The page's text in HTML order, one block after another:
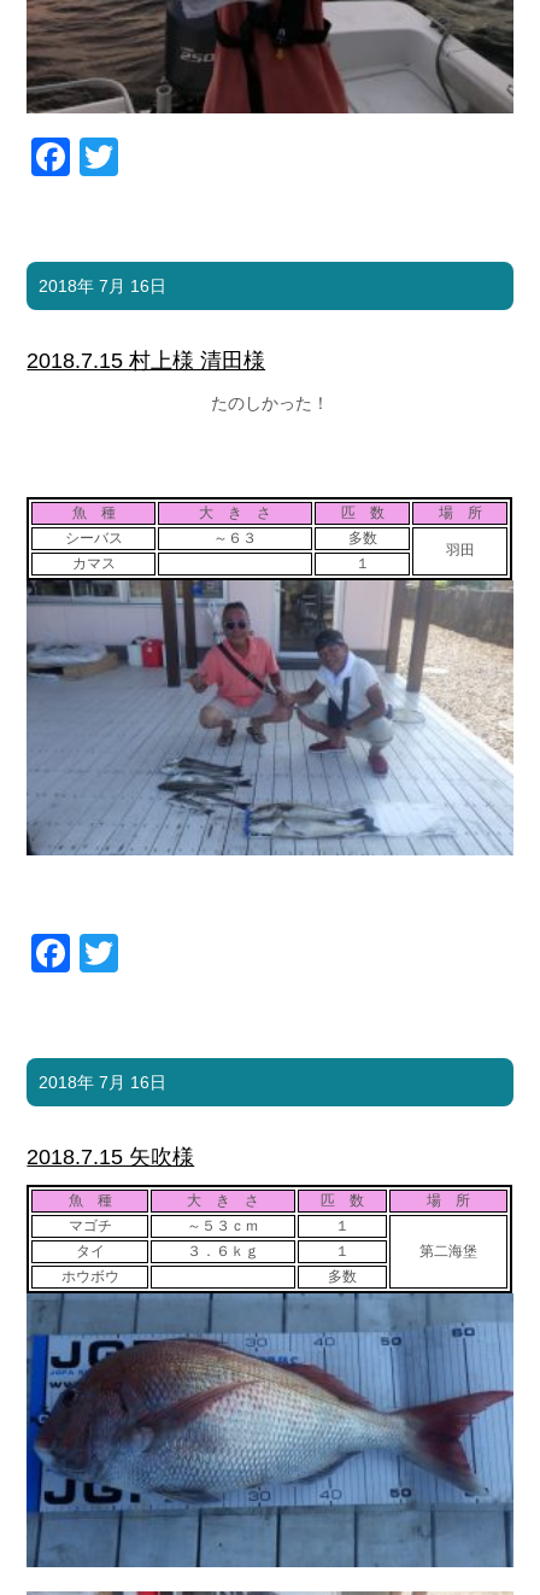
Facebook
2018年 7月 16日
2018.7.15 村上様 清田様
たのしかった！
魚 種 大 き さ 匹 数
場 所
シーバス
～６３ 多数
羽田
カマス １
Facebook
2018年 7月 16日
2018.7.15 矢吹様
魚 種 大 き さ 匹 数
場 所
マゴチ
～５３ｃｍ
１
第二海堡
タイ ３．６ｋｇ
１
ホウボウ
多数